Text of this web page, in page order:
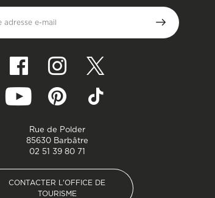
adresse e-mail
Rue de Polder
85630 Barbâtre
02 51 39 80 71
CONTACTER L'OFFICE DE
TOURISME